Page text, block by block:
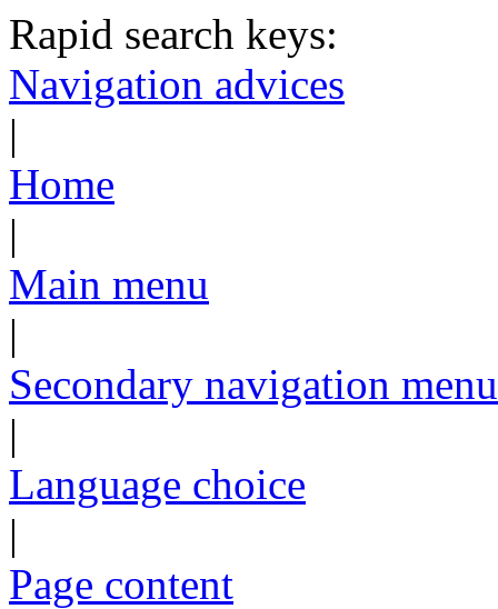
Rapid search keys:
Navigation advices
|
Home
|
Main menu
|
Secondary navigation menu
|
Language choice
|
Page content